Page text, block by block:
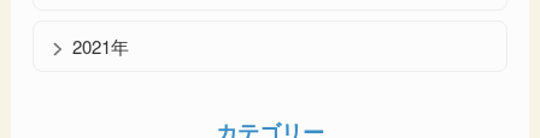
2021年